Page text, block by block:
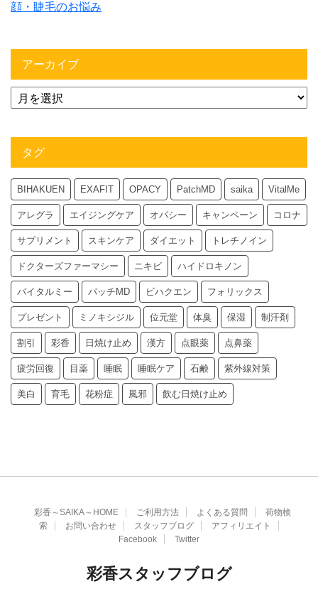
顔・睫毛のお悩み
アーカイブ
タグ
BIHAKUEN EXAFIT OPACY PatchMD saika VitalMe
アレグラ エイジングケア オパシー キャンペーン コロナ
サプリメント スキンケア ダイエット トレチノイン
ドクターズファーマシー ニキビ ハイドロキノン
バイタルミー パッチMD ビハクエン フォリックス
プレゼント ミノキシジル 位元堂 体臭 保湿 制汗剤
割引 彩香 日焼け止め 漢方 点眼薬 点鼻薬
疲労回復 目薬 睡眠 睡眠ケア 石鹸 紫外線対策
美白 育毛 花粉症 風邪 飲む日焼け止め
彩香～SAIKA～HOME ご利用方法 よくある質問
荷物検
索
お問い合わせ スタッフブログ
アフィリエイト
Facebook
Twitter
彩香スタッフブログ